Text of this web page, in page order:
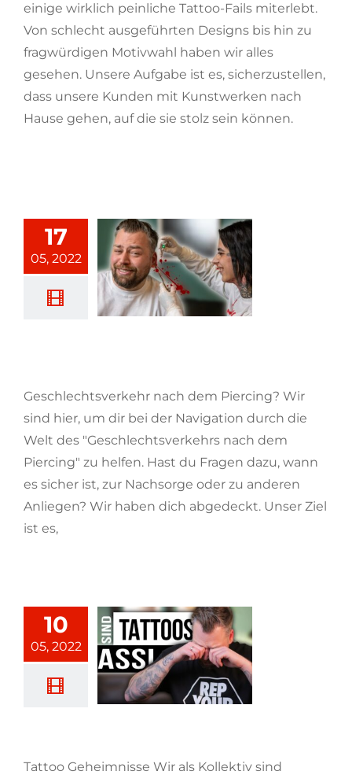
einige wirklich peinliche Tattoo-Fails miterlebt.
Von schlecht ausgeführten Designs bis hin zu
fragwürdigen Motivwahl haben wir alles
gesehen. Unsere Aufgabe ist es, sicherzustellen,
dass unsere Kunden mit Kunstwerken nach
Hause gehen, auf die sie stolz sein können.
17
05, 2022
Geschlechtsverkehr nach dem Piercing? Wir
sind hier, um dir bei der Navigation durch die
Welt des "Geschlechtsverkehrs nach dem
Piercing" zu helfen. Hast du Fragen dazu, wann
es sicher ist, zur Nachsorge oder zu anderen
Anliegen? Wir haben dich abgedeckt. Unser Ziel
ist es,
10
05, 2022
Tattoo Geheimnisse Wir als Kollektiv sind